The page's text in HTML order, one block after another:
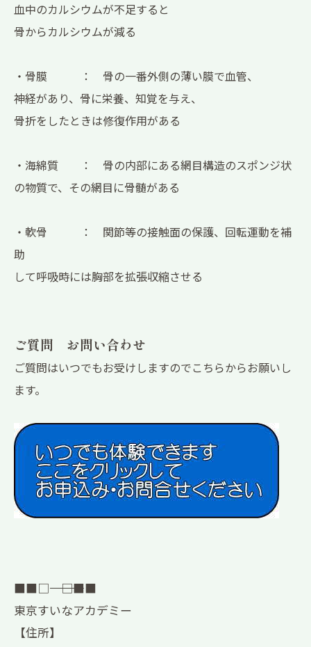
血中のカルシウムが不足すると
骨からカルシウムが減る
・骨膜 ： 骨の一番外側の薄い膜で血管、
神経があり、骨に栄養、知覚を与え、
骨折をしたときは修復作用がある
・海綿質 ： 骨の内部にある網目構造のスポンジ状
の物質で、その網目に骨髄がある
・軟骨 ： 関節等の接触面の保護、回転運動を補
助
して呼吸時には胸部を拡張収縮させる
ご質問 お問い合わせ
ご質問はいつでもお受けしますのでこちらからお願いし
ます。
■■□―――――――――――――――――――□■■
東京すいなアカデミー
【住所】